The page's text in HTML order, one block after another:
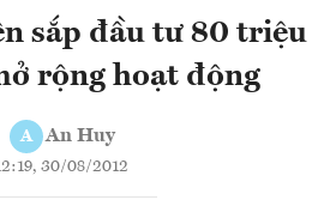
sắp đầu tư 80 triệu
rộng hoạt động
A An Huy
30/08/2012